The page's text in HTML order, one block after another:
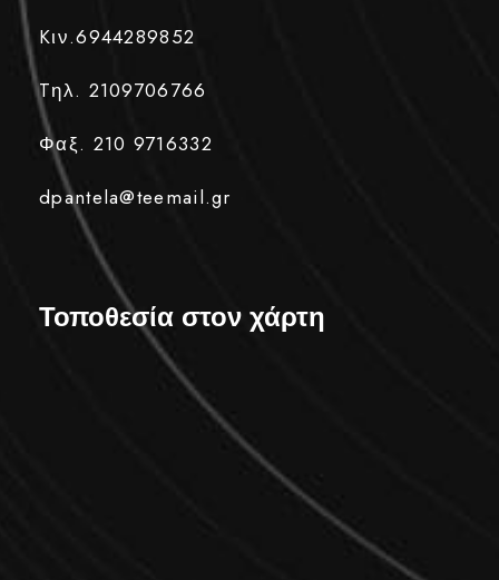
Kιν.6944289852
Tηλ. 2109706766
Φαξ. 210 9716332
dpantela@teemail.gr
Τοποθεσία στον χάρτη